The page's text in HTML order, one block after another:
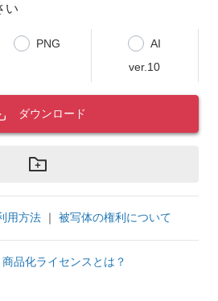
い
PNG
AI
ver.10
ダウンロード
用方法 ｜ 被写体の権利について
商品化ライセンスとは？